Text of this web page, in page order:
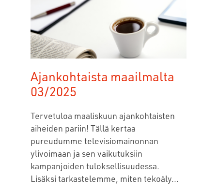
Ajankohtaista maailmalta
03/2025
Tervetuloa maaliskuun ajankohtaisten
aiheiden pariin! Tällä kertaa
pureudumme televisiomainonnan
ylivoimaan ja sen vaikutuksiin
kampanjoiden tuloksellisuudessa.
Lisäksi tarkastelemme, miten tekoäly...